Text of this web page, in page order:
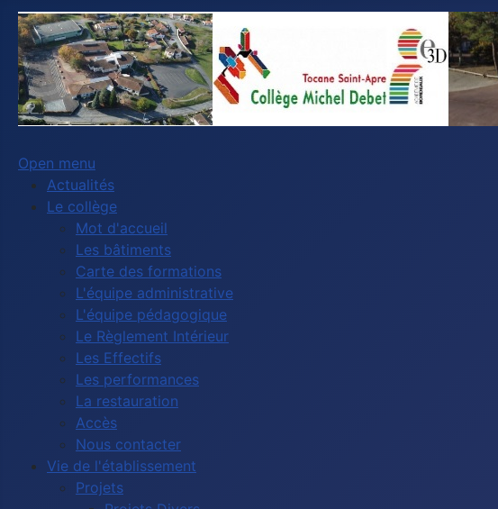
Open menu
Actualités
Le collège
Mot d'accueil
Les bâtiments
Carte des formations
L'équipe administrative
L'équipe pédagogique
Le Règlement Intérieur
Les Effectifs
Les performances
La restauration
Accès
Nous contacter
Vie de l'établissement
Projets